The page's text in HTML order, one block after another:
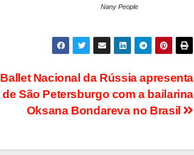
Nany People
Ballet Nacional da Rússia apresenta
de São Petersburgo com a bailarina
Oksana Bondareva no Brasil